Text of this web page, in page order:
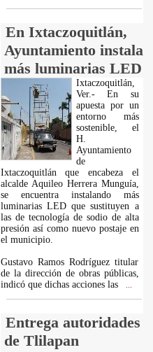
En Ixtaczoquitlán,
Ayuntamiento instala
más luminarias LED
Ixtaczoquitlán,
Ver.- En su
apuesta por un
entorno más
sostenible, el
H.
Ayuntamiento
de
Ixtaczoquitlán que encabeza el
alcalde Aquileo Herrera Munguía,
se encuentra instalando más
luminarias LED que sustituyen a
las de tecnología de sodio de alta
presión así como nuevo postaje en
el municipio.
Gustavo Ramos Rodríguez titular
de la dirección de obras públicas,
indicó que dichas acciones las
Entrega autoridades
de Tlilapan